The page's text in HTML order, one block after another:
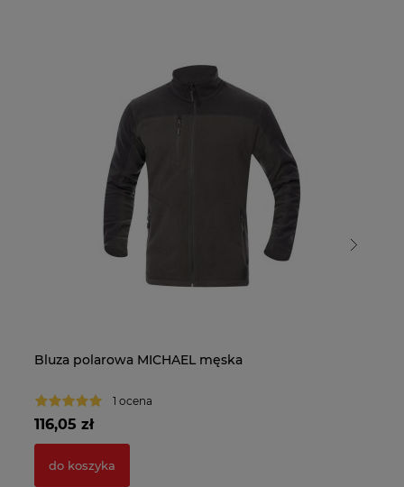
Bluza polarowa MICHAEL męska
1 ocena
116,05 zł
do koszyka